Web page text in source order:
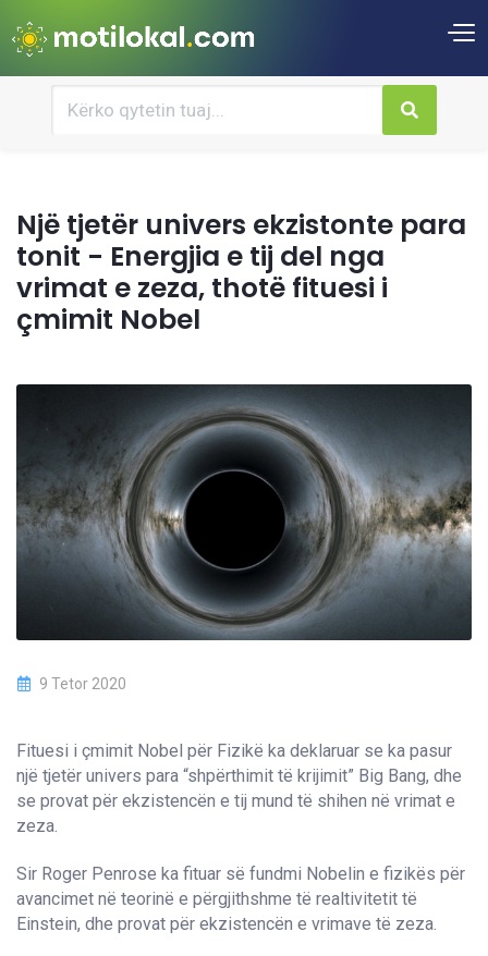
Një tjetër univers ekzistonte para
tonit - Energjia e tij del nga
vrimat e zeza, thotë fituesi i
çmimit Nobel
9 Tetor 2020
Fituesi i çmimit Nobel për Fizikë ka deklaruar se ka pasur
një tjetër univers para “shpërthimit të krijimit” Big Bang, dhe
se provat për ekzistencën e tij mund të shihen në vrimat e
zeza.
Sir Roger Penrose ka fituar së fundmi Nobelin e fizikës për
avancimet në teorinë e përgjithshme të realtivitetit të
Einstein, dhe provat për ekzistencën e vrimave të zeza.